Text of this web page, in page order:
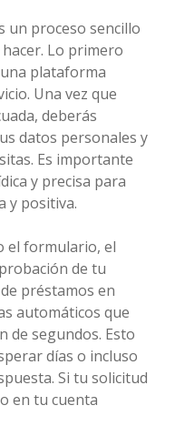
un proceso sencillo
Lo primero
plataforma
Una vez que
deberás
datos personales y
Es importante
y precisa para
y positiva.
el formulario, el
de tu
préstamos en
automáticos que
de segundos. Esto
días o incluso
Si tu solicitud
en tu cuenta